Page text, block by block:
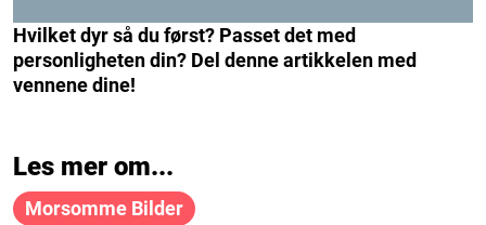
Hvilket dyr så du først? Passet det med
personligheten din? Del denne artikkelen med
vennene dine!
Les mer om...
Morsomme Bilder